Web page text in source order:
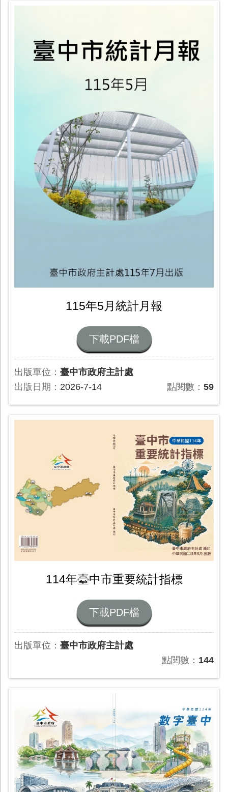
115年5月統計月報
下載PDF檔
出版單位： 臺中市政府主計處
出版日期： 2026-7-14 點閱數：59
114年臺中市重要統計指標
下載PDF檔
出版單位： 臺中市政府主計處
點閱數： 144